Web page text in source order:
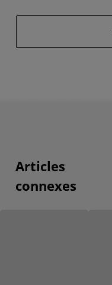
Articles
connexes